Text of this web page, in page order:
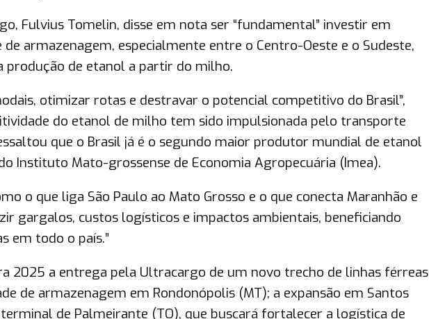
Fulvius Tomelin, disse em nota ser “fundamental” investir em
armazenagem, especialmente entre o Centro-Oeste e o Sudeste,
produção de etanol a partir do milho.
otimizar rotas e destravar o potencial competitivo do Brasil”,
do etanol de milho tem sido impulsionada pelo transporte
que o Brasil já é o segundo maior produtor mundial de etanol
Instituto Mato-grossense de Economia Agropecuária (Imea).
o que liga São Paulo ao Mato Grosso e o que conecta Maranhão e
gargalos, custos logísticos e impactos ambientais, beneficiando
em todo o país.”
2025 a entrega pela Ultracargo de um novo trecho de linhas férreas
de armazenagem em Rondonópolis (MT); a expansão em Santos
de Palmeirante (TO), que buscará fortalecer a logística de